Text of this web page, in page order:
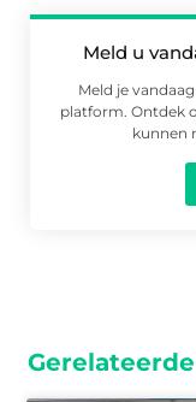
Meld u
Meld je
platform. Ontdek
kunnen